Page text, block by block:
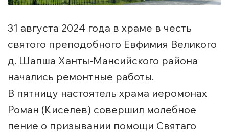
31 августа 2024 года в храме в честь
святого преподобного Евфимия Великого
д. Шапша Ханты-Мансийского района
начались ремонтные работы.
В пятницу настоятель храма иеромонах
Роман (Киселев) совершил молебное
пение о призывании помощи Святаго